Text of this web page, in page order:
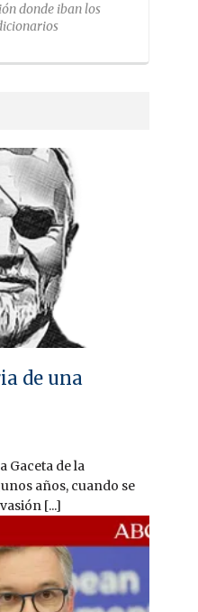
donde iban los
de una
Gaceta de la
años, cuando se
[...]